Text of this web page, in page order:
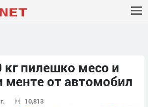
кг пилешко месо и
менте от автомобил
10,813